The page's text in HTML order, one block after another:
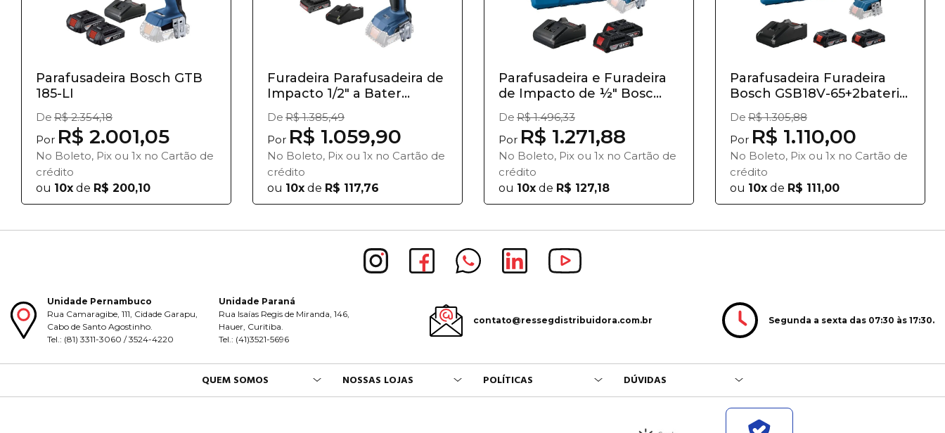
Parafusadeira Bosch GTB
185-LI
De R$ 2.354,18
Por R$ 2.001,05
No Boleto, Pix ou 1x no Cartão de
crédito
ou 10x de R$ 200,10
Furadeira Parafusadeira de
Impacto 1/2" a Bater...
De R$ 1.385,49
Por R$ 1.059,90
No Boleto, Pix ou 1x no Cartão de
crédito
ou 10x de R$ 117,76
Parafusadeira e Furadeira
de Impacto de ½" Bosc...
De R$ 1.496,33
Por R$ 1.271,88
No Boleto, Pix ou 1x no Cartão de
crédito
ou 10x de R$ 127,18
Parafusadeira Furadeira
Bosch GSB18V-65+2bateri...
De R$ 1.305,88
Por R$ 1.110,00
No Boleto, Pix ou 1x no Cartão de
crédito
ou 10x de R$ 111,00
Unidade Pernambuco
Rua Camaragibe, 111, Cidade Garapu,
Cabo de Santo Agostinho.
Tel.: (81) 3311-3060 / 3524-4220
Unidade Paraná
Rua Isaías Regis de Miranda, 146,
Hauer, Curitiba.
Tel.: (41)3521-5696
contato@ressegdistribuidora.com.br Segunda a sexta das 07:30 às 17:30.
QUEM SOMOS NOSSAS LOJAS POLÍTICAS DÚVIDAS